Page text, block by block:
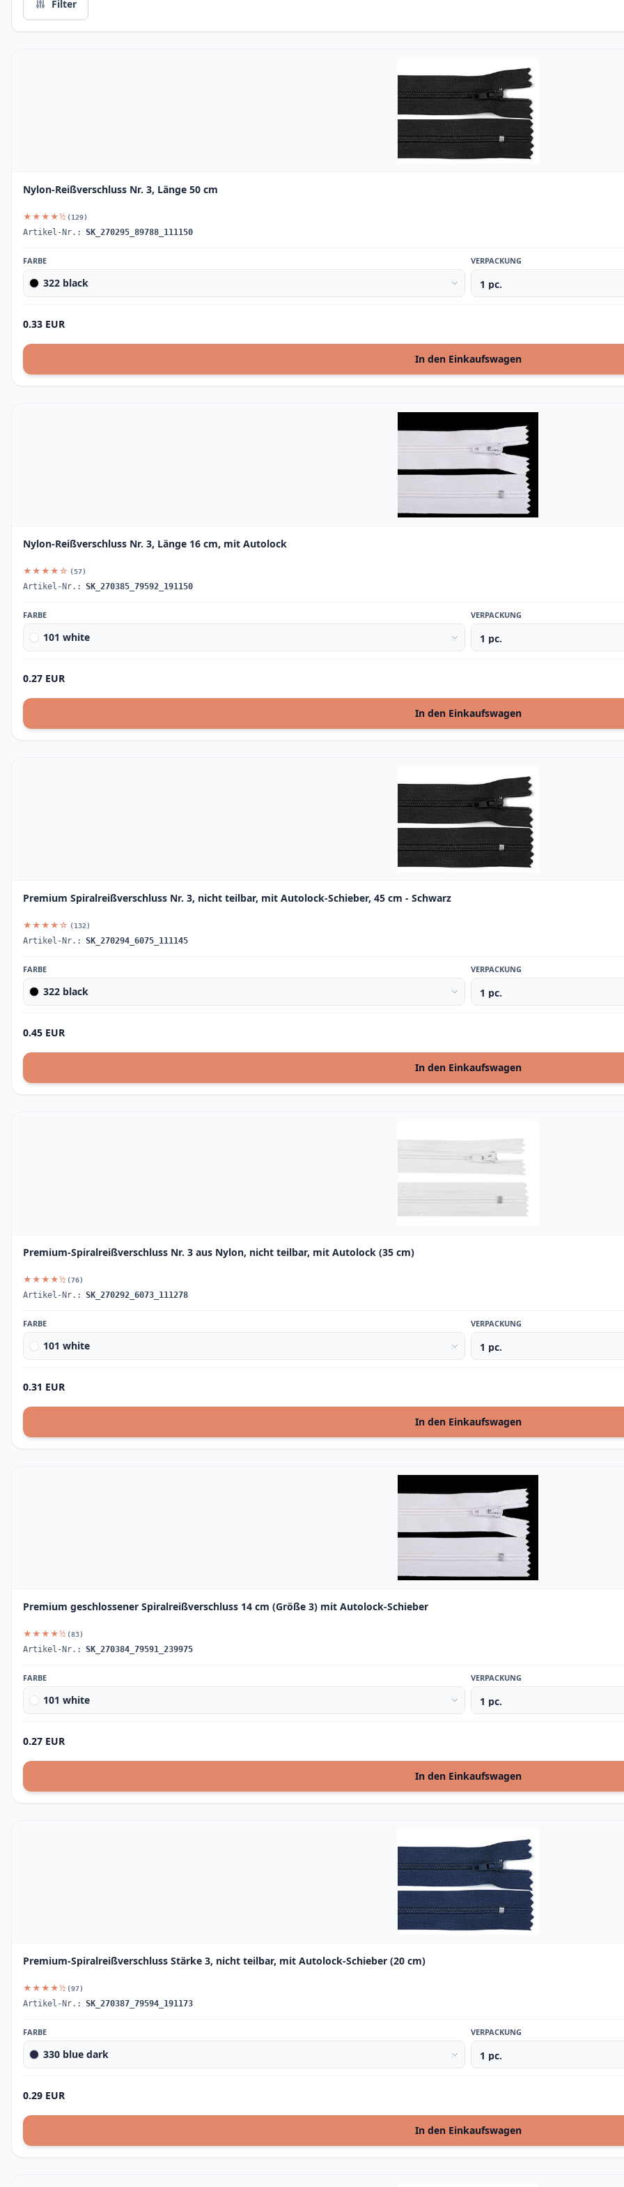
Filter
Nylon-Reißverschluss Nr. 3, Länge 50 cm
★★★★½ (129)
Artikel-Nr.: SK_270295_89788_111150
FARBE
322 black
VERPACKUNG
0.33 EUR
In den Einkaufswagen
Nylon-Reißverschluss Nr. 3, Länge 16 cm, mit Autolock
★★★★☆ (57)
Artikel-Nr.: SK_270385_79592_191150
FARBE
101 white
VERPACKUNG
0.27 EUR
In den Einkaufswagen
Premium Spiralreißverschluss Nr. 3, nicht teilbar, mit Autolock-Schieber, 45 cm - Schwarz
★★★★☆ (132)
Artikel-Nr.: SK_270294_6075_111145
FARBE
322 black
VERPACKUNG
0.45 EUR
In den Einkaufswagen
Premium-Spiralreißverschluss Nr. 3 aus Nylon, nicht teilbar, mit Autolock (35 cm)
★★★★½ (76)
Artikel-Nr.: SK_270292_6073_111278
FARBE
101 white
VERPACKUNG
0.31 EUR
In den Einkaufswagen
Premium geschlossener Spiralreißverschluss 14 cm (Größe 3) mit Autolock-Schieber
★★★★½ (83)
Artikel-Nr.: SK_270384_79591_239975
FARBE
101 white
VERPACKUNG
0.27 EUR
In den Einkaufswagen
Premium-Spiralreißverschluss Stärke 3, nicht teilbar, mit Autolock-Schieber (20 cm)
★★★★½ (97)
Artikel-Nr.: SK_270387_79594_191173
FARBE
330 blue dark
VERPACKUNG
0.29 EUR
In den Einkaufswagen